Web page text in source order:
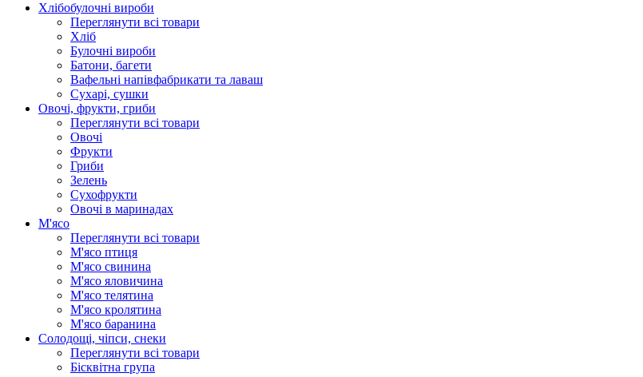
Хлібобулочні вироби
Переглянути всі товари
Хліб
Булочні вироби
Батони, багети
Вафельні напівфабрикати та лаваш
Сухарі, сушки
Овочі, фрукти, гриби
Переглянути всі товари
Овочі
Фрукти
Гриби
Зелень
Сухофрукти
Овочі в маринадах
М'ясо
Переглянути всі товари
М'ясо птиця
М'ясо свинина
М'ясо яловичина
М'ясо телятина
М'ясо кролятина
М'ясо баранина
Солодощі, чіпси, снеки
Переглянути всі товари
Бісквітна група